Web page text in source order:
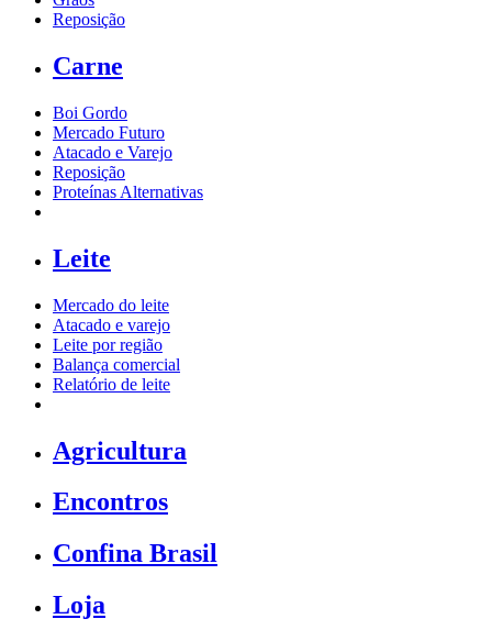
Reposição
Carne
Boi Gordo
Mercado Futuro
Atacado e Varejo
Reposição
Proteínas Alternativas
Leite
Mercado do leite
Atacado e varejo
Leite por região
Balança comercial
Relatório de leite
Agricultura
Encontros
Confina Brasil
Loja